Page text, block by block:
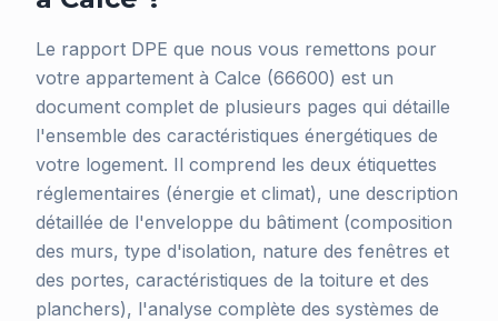
Le rapport DPE que nous vous remettons pour
votre appartement à Calce (66600) est un
document complet de plusieurs pages qui détaille
l'ensemble des caractéristiques énergétiques de
votre logement. Il comprend les deux étiquettes
réglementaires (énergie et climat), une description
détaillée de l'enveloppe du bâtiment (composition
des murs, type d'isolation, nature des fenêtres et
des portes, caractéristiques de la toiture et des
planchers), l'analyse complète des systèmes de